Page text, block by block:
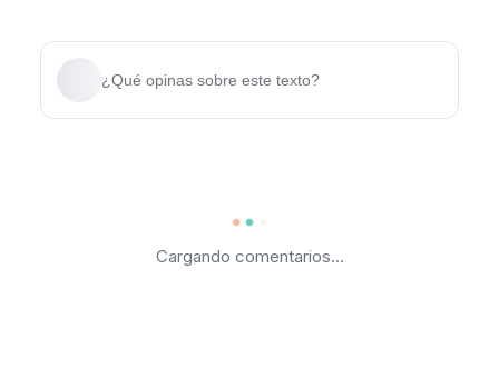
¿Qué opinas sobre este texto?
Cargando comentarios...